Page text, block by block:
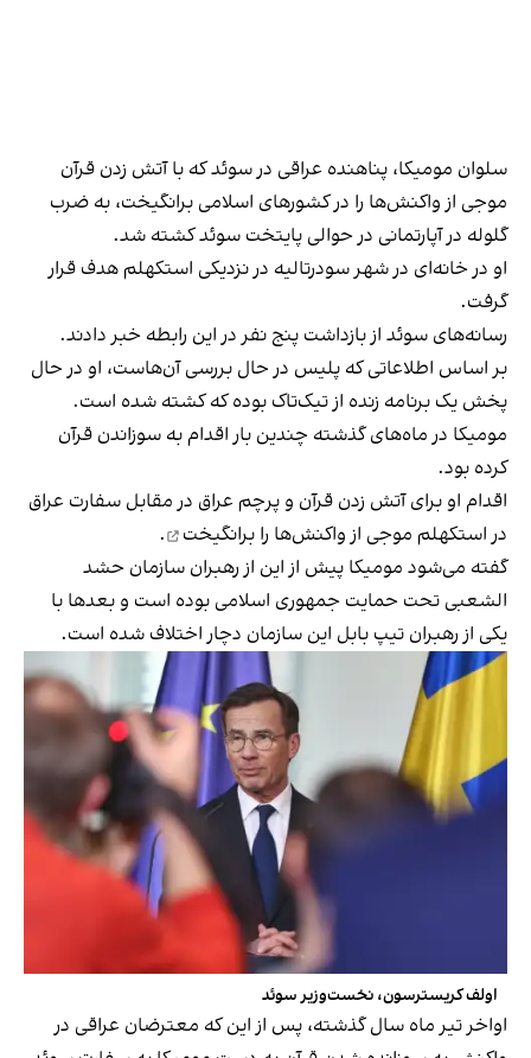
سلوان مومیکا، پناهنده عراقی در سوئد که با آتش زدن قرآن
موجی از واکنش‌ها را در کشورهای اسلامی برانگیخت، به ضرب
گلوله در آپارتمانی در حوالی پایتخت سوئد کشته شد.
او در خانه‌ای در شهر سودرتالیه در نزدیکی استکهلم هدف قرار
گرفت.
رسانه‌های سوئد از بازداشت پنج نفر در این رابطه خبر دادند.
بر اساس اطلاعاتی که پلیس در حال بررسی آن‌هاست، او در حال
پخش یک برنامه زنده از تیک‌تاک بوده که کشته شده است.
مومیکا در ماه‌های گذشته چندین بار اقدام به سوزاندن قرآن
کرده بود.
اقدام او برای آتش زدن قرآن و پرچم عراق در مقابل سفارت عراق
در استکهلم موجی ازواکنش‌ها را برانگیخت
.
گفته می‌شود مومیکا پیش از این از رهبران سازمان حشد
الشعبی تحت حمایت جمهوری اسلامی بوده است و بعدها با
یکی از رهبران تیپ بابل این سازمان دچار اختلاف شده است.
اولف کریسترسون، نخست‌وزیر سوئد
اواخر تیر ماه سال گذشته، پس از این که معترضان عراقی در